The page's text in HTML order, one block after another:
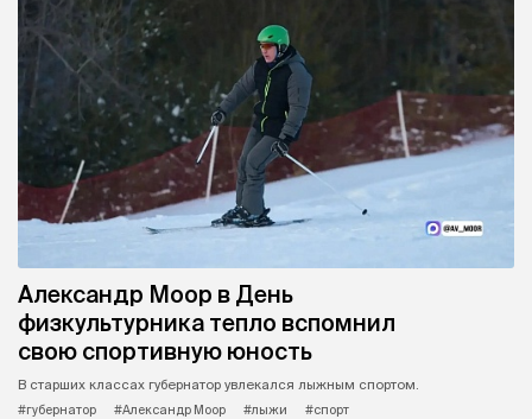
Александр Моор в День
физкультурника тепло вспомнил
свою спортивную юность
В старших классах губернатор увлекался лыжным спортом.
#губернатор
#Александр Моор #лыжи
#спорт